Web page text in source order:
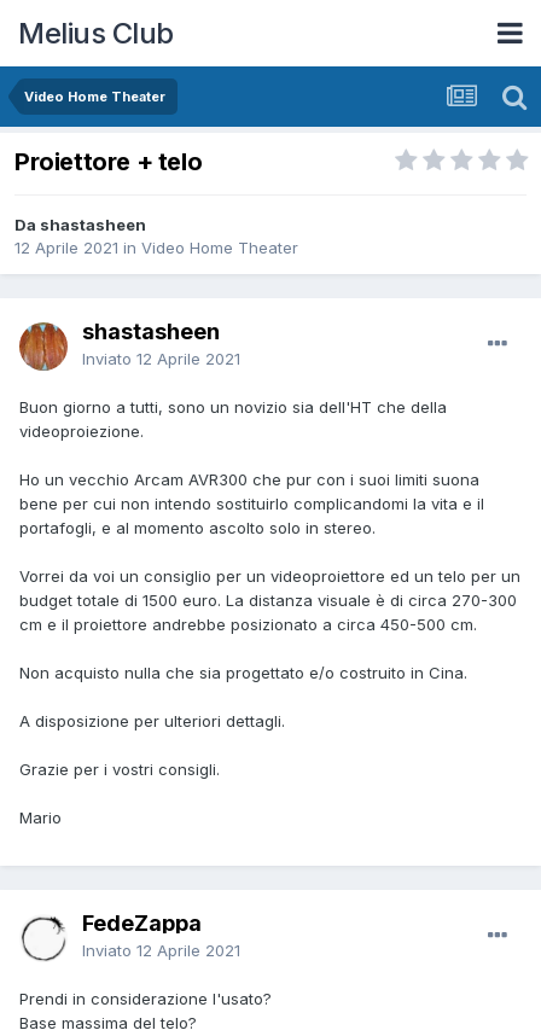
Melius Club
Video Home Theater
Proiettore + telo
Da shastasheen
12 Aprile 2021 in Video Home Theater
shastasheen
Inviato 12 Aprile 2021
Buon giorno a tutti, sono un novizio sia dell'HT che della
videoproiezione.
Ho un vecchio Arcam AVR300 che pur con i suoi limiti suona
bene per cui non intendo sostituirlo complicandomi la vita e il
portafogli, e al momento ascolto solo in stereo.
Vorrei da voi un consiglio per un videoproiettore ed un telo per un
budget totale di 1500 euro. La distanza visuale è di circa 270-300
cm e il proiettore andrebbe posizionato a circa 450-500 cm.
Non acquisto nulla che sia progettato e/o costruito in Cina.
A disposizione per ulteriori dettagli.
Grazie per i vostri consigli.
Mario
FedeZappa
Inviato 12 Aprile 2021
Prendi in considerazione l'usato?
Base massima del telo?